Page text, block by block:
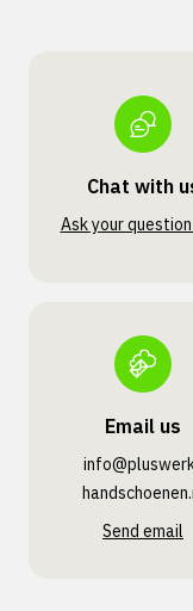
Chat with
Ask your
Email us
Send email